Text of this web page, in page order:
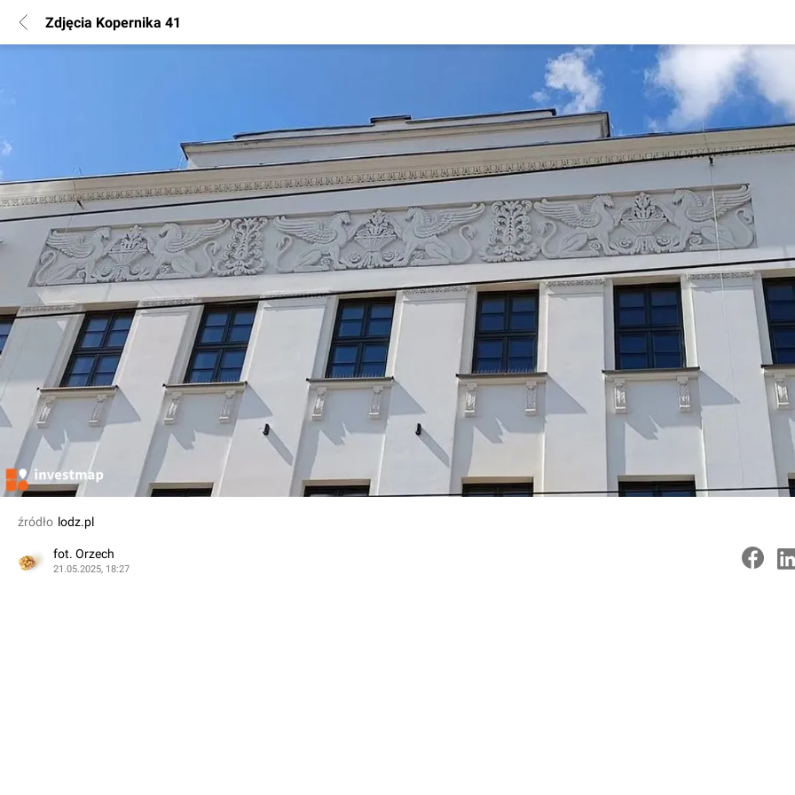
Rynek
Warszawa
Wrocław
Kraków
Poznań
Katowice
Lublin
Gdańsk
Łódź Szczecin
INFORMACJE
Regulamin
Kontakt
Marketing nieruchomości
Zdjęcia Kopernika 41
źródło lodz.pl
fot. Orzech
21.05.2025, 18:27